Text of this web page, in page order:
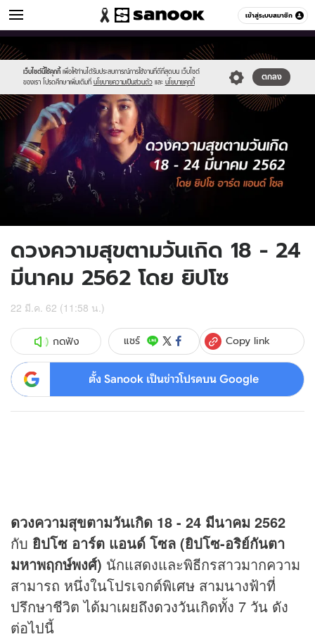
เข้าสู่ระบบสมาชิก
ดูดวง หมวดอื่นๆ
เว็บไซต์นี้ใช้คุกกี้ เพื่อให้ท่านได้รับประสบการณ์การใช้งานที่ดีที่สุดบน เว็บไซต์
ของเรา โปรดศึกษาเพิ่มเติมที่ นโยบายความเป็นส่วนตัว และ นโยบายคุกกี้
ตกลง
Sanook
//s.isanook.com/sr/0/images/logo-
new-
sanook.png
600
60
//s.isanook.com/ho/0/ud/31/157321/horo(10).jpg
ดวงความสุขตามวันเกิด 18 - 24
มีนาคม 2562 โดย ยิปโซ
22 มี.ค. 62 (11:58 น.)
กดฟัง แชร์ Copy link
ตั้ง Sanook เป็นข่าวโปรดบน Google
ดวงความสุขตามวันเกิด 18 - 24 มีนาคม 2562
กับ ยิปโซ อาร์ต แอนด์ โซล (ยิปโซ-อริย์กันตา
มหาพฤกษ์พงศ์) นักแสดงและพิธีกรสาวมากความ
สามารถ หนึ่งในโปรเจกต์พิเศษ สามนางฟ้าที่
ปรึกษาชีวิต ได้มาเผยถึงดวงวันเกิดทั้ง 7 วัน ดัง
ต่อไปนี้